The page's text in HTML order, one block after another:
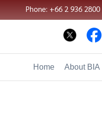
Phone: +66 2 936 2800
Home About BIA